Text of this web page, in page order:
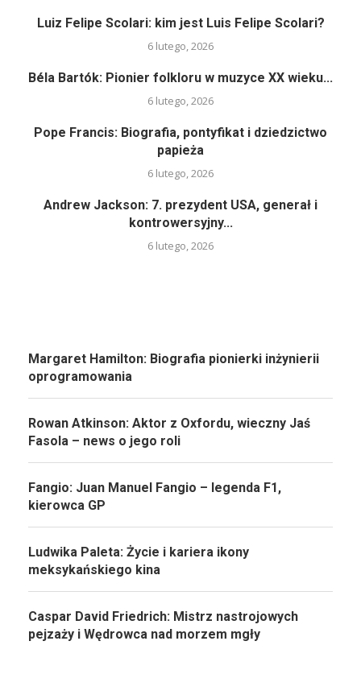
Luiz Felipe Scolari: kim jest Luis Felipe Scolari?
6 lutego, 2026
Béla Bartók: Pionier folkloru w muzyce XX wieku...
6 lutego, 2026
Pope Francis: Biografia, pontyfikat i dziedzictwo
papieża
6 lutego, 2026
Andrew Jackson: 7. prezydent USA, generał i
kontrowersyjny...
6 lutego, 2026
Margaret Hamilton: Biografia pionierki inżynierii
oprogramowania
Rowan Atkinson: Aktor z Oxfordu, wieczny Jaś
Fasola – news o jego roli
Fangio: Juan Manuel Fangio – legenda F1,
kierowca GP
Ludwika Paleta: Życie i kariera ikony
meksykańskiego kina
Caspar David Friedrich: Mistrz nastrojowych
pejzaży i Wędrowca nad morzem mgły